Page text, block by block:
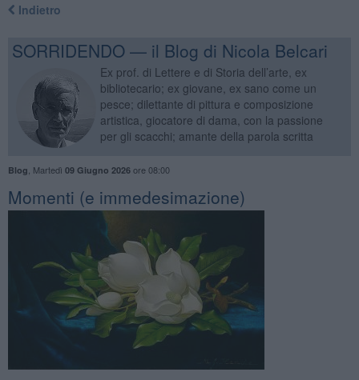
Indietro
SORRIDENDO — il Blog di Nicola Belcari
Ex prof. di Lettere e di Storia dell’arte, ex
bibliotecario; ex giovane, ex sano come un
pesce; dilettante di pittura e composizione
artistica, giocatore di dama, con la passione
per gli scacchi; amante della parola scritta
Blog Martedì 09 Giugno 2026ore 08:00
Momenti (e immedesimazione)